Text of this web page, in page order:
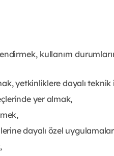
kullanım
yetkinliklere dayalı teknik
yer almak,
dayalı özel